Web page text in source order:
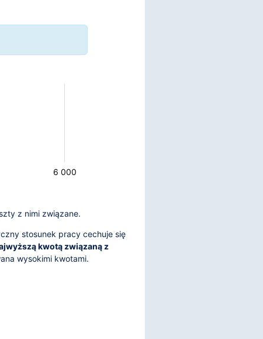
6 000
z nimi związane.
stosunek pracy cechuje się
kwotą związaną z
wysokimi kwotami.